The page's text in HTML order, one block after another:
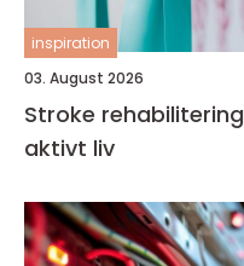
inspiration
03. August 2026
Stroke rehabilitering vägen tillbaka till ett
aktivt liv